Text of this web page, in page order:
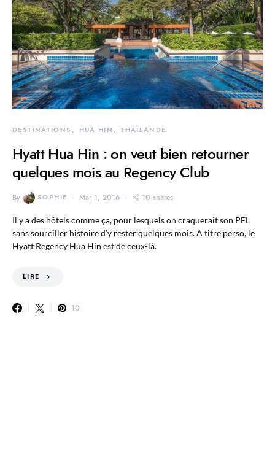
DESTINATIONS HUA HIN THAÏLANDE
Hyatt Hua Hin : on veut bien retourner
quelques mois au Regency Club
By SOPHIE Mar 1, 2016 10 shares
Il y a des hôtels comme ça, pour lesquels on craquerait son PEL
sans sourciller histoire d’y rester quelques mois. A titre perso, le
Hyatt Regency Hua Hin est de ceux-là.
LIRE
10